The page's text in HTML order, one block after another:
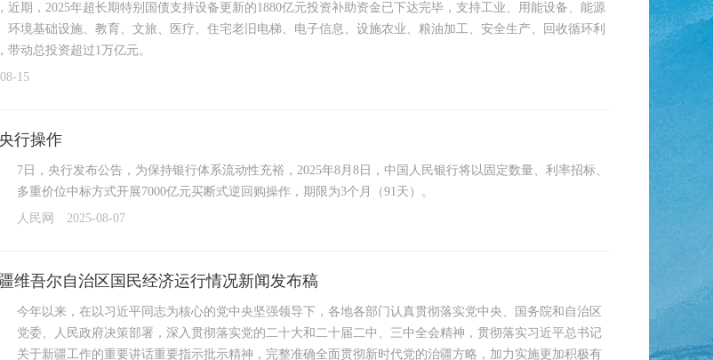
近期，2025年超长期特别国债支持设备更新的1880亿元投资补助资金已下达完毕，支持工业、用能设备、能源
环境基础设施、教育、文旅、医疗、住宅老旧电梯、电子信息、设施农业、粮油加工、安全生产、回收循环利
带动总投资超过1万亿元。
15
行操作
7日，央行发布公告，为保持银行体系流动性充裕，2025年8月8日，中国人民银行将以固定数量、利率招标、
多重价位中标方式开展7000亿元买断式逆回购操作，期限为3个月（91天）。
人民网
2025-08-07
维吾尔自治区国民经济运行情况新闻发布稿
今年以来，在以习近平同志为核心的党中央坚强领导下，各地各部门认真贯彻落实党中央、国务院和自治区
党委、人民政府决策部署，深入贯彻落实党的二十大和二十届二中、三中全会精神，贯彻落实习近平总书记
关于新疆工作的重要讲话重要指示批示精神，完整准确全面贯彻新时代党的治疆方略，加力实施更加积极有